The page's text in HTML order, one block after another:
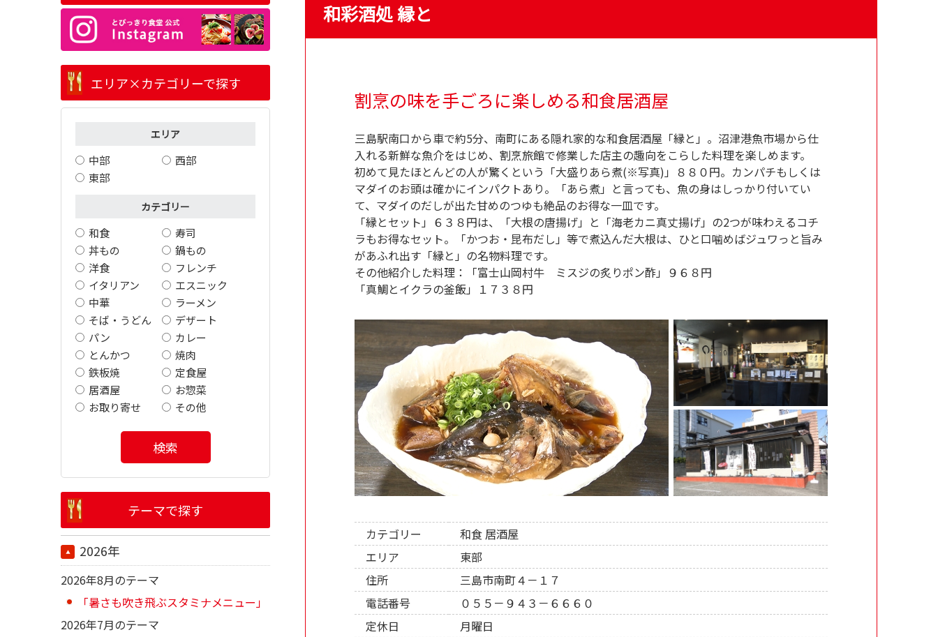
和彩酒処 縁と
割烹の味を手ごろに楽しめる和食居酒屋
三島駅南口から車で約5分、南町にある隠れ家的な和食居酒屋「縁と」。沼津港魚市場から仕
入れる新鮮な魚介をはじめ、割烹旅館で修業した店主の趣向をこらした料理を楽しめます。
初めて見たほとんどの人が驚くという「大盛りあら煮(※写真)」８８０円。カンパチもしくは
マダイのお頭は確かにインパクトあり。「あら煮」と言っても、魚の身はしっかり付いてい
て、マダイのだしが出た甘めのつゆも絶品のお得な一皿です。
「縁とセット」６３８円は、「大根の唐揚げ」と「海老カニ真丈揚げ」の2つが味わえるコチ
ラもお得なセット。「かつお・昆布だし」等で煮込んだ大根は、ひと口噛めばジュワっと旨み
があふれ出す「縁と」の名物料理です。
その他紹介した料理：「富士山岡村牛 ミスジの炙りポン酢」９６８円
「真鯛とイクラの釜飯」１７３８円
カテゴリー 和食 居酒屋
エリア
東部
住所
三島市南町４－１７
電話番号
０５５－９４３－６６６０
定休日
月曜日
エリア×カテゴリーで探す
エリア
中部
西部
東部
カテゴリー
和食
寿司
丼もの
鍋もの
洋食
フレンチ
イタリアン
エスニック
中華
ラーメン
そば・うどん
デザート
パン
カレー
とんかつ
焼肉
鉄板焼
定食屋
居酒屋
お惣菜
お取り寄せ
その他
検索
テーマで探す
2026年
2026年8月のテーマ
「暑さも吹き飛ぶスタミナメニュー」
2026年7月のテーマ